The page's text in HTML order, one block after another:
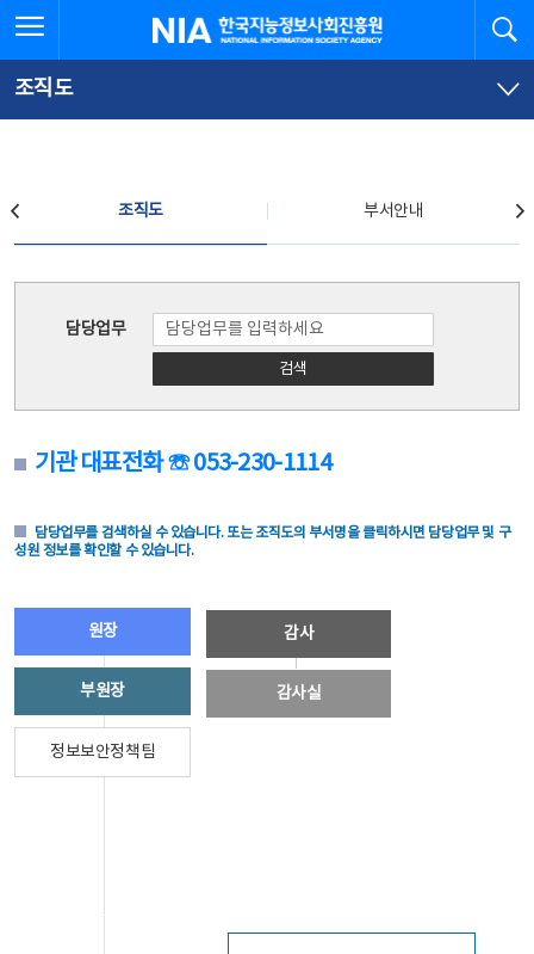
문
로
가
체
뉴
바
가
한국지능정보사회진흥원
조직도
조직도 부서안내
담당업무
검색
기관 대표전화 ☏ 053-230-1114
담당업무를 검색하실 수 있습니다. 또는 조직도의 부서명을 클릭하시면 담당업무 및 구
성원 정보를 확인할 수 있습니다.
원장
부원장
정보보안정책팀
감사
감사실